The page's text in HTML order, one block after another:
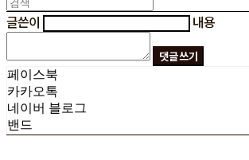
글쓴이 내용
댓글 쓰기
페이스북
카카오톡
네이버 블로그
밴드